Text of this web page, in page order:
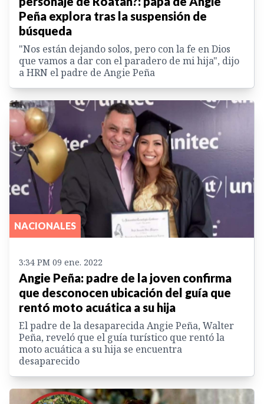
Peña explora tras la suspensión de
búsqueda
"Nos están dejando solos, pero con la fe en Dios
que vamos a dar con el paradero de mi hija", dijo
a HRN el padre de Angie Peña
NACIONALES
3:34 PM 09 ene. 2022
Angie Peña: padre de la joven confirma
que desconocen ubicación del guía que
rentó moto acuática a su hija
El padre de la desaparecida Angie Peña, Walter
Peña, reveló que el guía turístico que rentó la
moto acuática a su hija se encuentra
desaparecido